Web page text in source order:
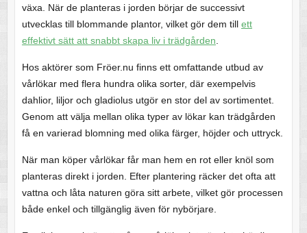
växa. När de planteras i jorden börjar de successivt
utvecklas till blommande plantor, vilket gör dem till ett
effektivt sätt att snabbt skapa liv i trädgården.
Hos aktörer som Fröer.nu finns ett omfattande utbud av
vårlökar med flera hundra olika sorter, där exempelvis
dahlior, liljor och gladiolus utgör en stor del av sortimentet.
Genom att välja mellan olika typer av lökar kan trädgården
få en varierad blomning med olika färger, höjder och uttryck.
När man köper vårlökar får man hem en rot eller knöl som
planteras direkt i jorden. Efter plantering räcker det ofta att
vattna och låta naturen göra sitt arbete, vilket gör processen
både enkel och tillgänglig även för nybörjare.